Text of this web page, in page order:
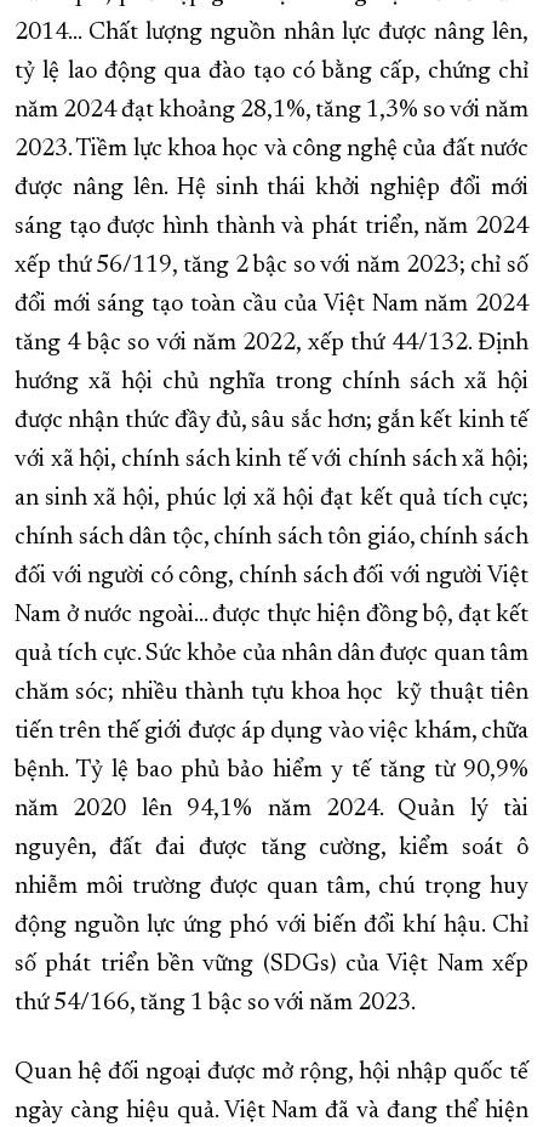
2014... Chất lượng nguồn nhân lực được nâng lên,
tỷ lệ lao động qua đào tạo có bằng cấp, chứng chỉ
năm 2024 đạt khoảng 28,1%, tăng 1,3% so với năm
2023. Tiềm lực khoa học và công nghệ của đất nước
được nâng lên. Hệ sinh thái khởi nghiệp đổi mới
sáng tạo được hình thành và phát triển, năm 2024
xếp thứ 56/119, tăng 2 bậc so với năm 2023; chỉ số
đổi mới sáng tạo toàn cầu của Việt Nam năm 2024
tăng 4 bậc so với năm 2022, xếp thứ 44/132. Định
hướng xã hội chủ nghĩa trong chính sách xã hội
được nhận thức đầy đủ, sâu sắc hơn; gắn kết kinh tế
với xã hội, chính sách kinh tế với chính sách xã hội;
an sinh xã hội, phúc lợi xã hội đạt kết quả tích cực;
chính sách dân tộc, chính sách tôn giáo, chính sách
đối với người có công, chính sách đối với người Việt
Nam ở nước ngoài... được thực hiện đồng bộ, đạt kết
quả tích cực. Sức khỏe của nhân dân được quan tâm
chăm sóc; nhiều thành tựu khoa học kỹ thuật tiên
tiến trên thế giới được áp dụng vào việc khám, chữa
bệnh. Tỷ lệ bao phủ bảo hiểm y tế tăng từ 90,9%
năm 2020 lên 94,1% năm 2024. Quản lý tài
nguyên, đất đai được tăng cường, kiểm soát ô
nhiễm môi trường được quan tâm, chú trọng huy
động nguồn lực ứng phó với biến đổi khí hậu. Chỉ
số phát triển bền vững (SDGs) của Việt Nam xếp
thứ 54/166, tăng 1 bậc so với năm 2023.
Quan hệ đối ngoại được mở rộng, hội nhập quốc tế
ngày càng hiệu quả. Việt Nam đã và đang thể hiện